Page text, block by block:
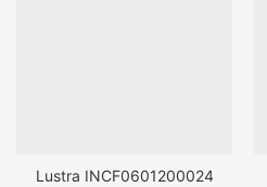
Lustra INCF0601200024